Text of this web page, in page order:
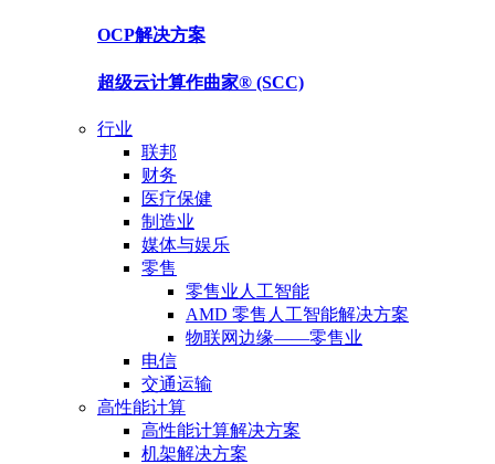
OCP解决方案
超级云计算作曲家® (SCC)
行业
联邦
财务
医疗保健
制造业
媒体与娱乐
零售
零售业人工智能
AMD 零售人工智能解决方案
物联网边缘——零售业
电信
交通运输
高性能计算
高性能计算解决方案
机架解决方案